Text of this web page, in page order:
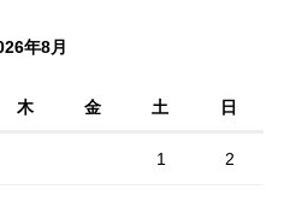
年8月
木 金 土 日
1 2